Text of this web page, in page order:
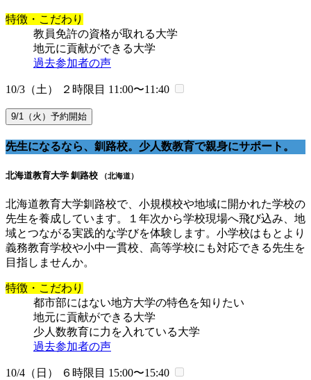
特徴・こだわり
教員免許の資格が取れる大学
地元に貢献ができる大学
過去参加者の声
10/3（土） ２時限目 11:00〜11:40
9/1（火）予約開始
先生になるなら、釧路校。少人数教育で親身にサポート。
北海道教育大学 釧路校 （北海道）
北海道教育大学釧路校で、小規模校や地域に開かれた学校の
先生を養成しています。１年次から学校現場へ飛び込み、地
域とつながる実践的な学びを体験します。小学校はもとより
義務教育学校や小中一貫校、高等学校にも対応できる先生を
目指しませんか。
特徴・こだわり
都市部にはない地方大学の特色を知りたい
地元に貢献ができる大学
少人数教育に力を入れている大学
過去参加者の声
10/4（日） ６時限目 15:00〜15:40